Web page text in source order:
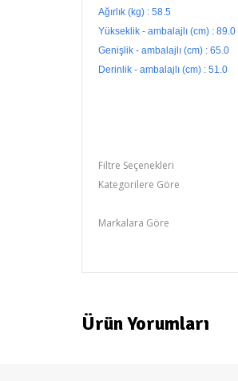
Ağırlık (kg) : 58.5
Yükseklik - ambalajlı (cm) : 89.0
Genişlik - ambalajlı (cm) : 65.0
Derinlik - ambalajlı (cm) : 51.0
Filtre Seçenekleri
Kategorilere Göre
Markalara Göre
Ürün Yorumları